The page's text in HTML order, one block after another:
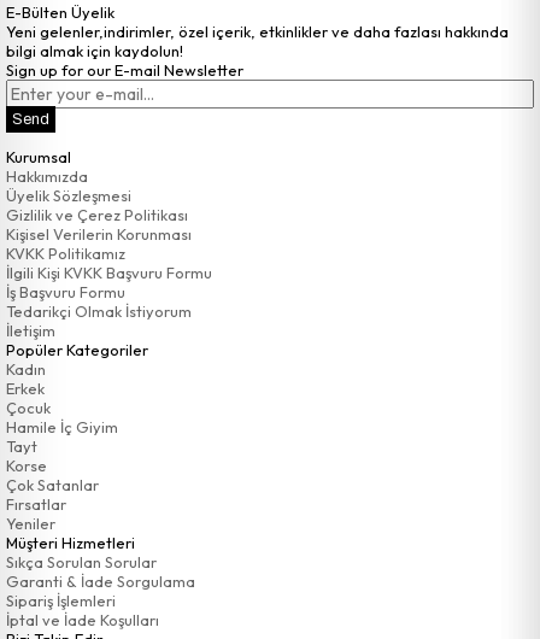
E-Bülten Üyelik
Yeni gelenler,indirimler, özel içerik, etkinlikler ve daha fazlası hakkında
bilgi almak için kaydolun!
Sign up for our E-mail Newsletter
Send
Kurumsal
Hakkımızda
Üyelik Sözleşmesi
Gizlilik ve Çerez Politikası
Kişisel Verilerin Korunması
KVKK Politikamız
İlgili Kişi KVKK Başvuru Formu
İş Başvuru Formu
Tedarikçi Olmak İstiyorum
İletişim
Popüler Kategoriler
Kadın
Erkek
Çocuk
Hamile İç Giyim
Tayt
Korse
Çok Satanlar
Fırsatlar
Yeniler
Müşteri Hizmetleri
Sıkça Sorulan Sorular
Garanti & İade Sorgulama
Sipariş İşlemleri
İptal ve İade Koşulları